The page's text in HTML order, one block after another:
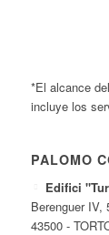
*El alcance
incluye los
PALOMO
Edifici
Berenguer IV,
43500 -